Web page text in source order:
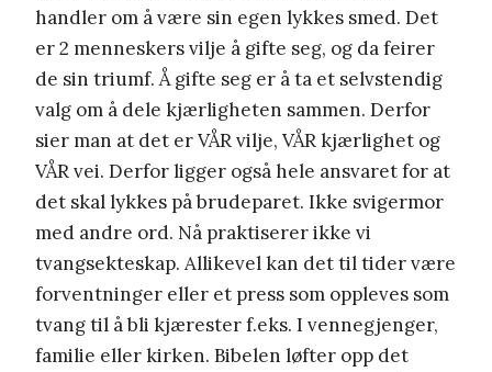
handler om å være sin egen lykkes smed. Det
er 2 menneskers vilje å gifte seg, og da feirer
de sin triumf. Å gifte seg er å ta et selvstendig
valg om å dele kjærligheten sammen. Derfor
sier man at det er VÅR vilje, VÅR kjærlighet og
VÅR vei. Derfor ligger også hele ansvaret for at
det skal lykkes på brudeparet. Ikke svigermor
med andre ord. Nå praktiserer ikke vi
tvangsekteskap. Allikevel kan det til tider være
forventninger eller et press som oppleves som
tvang til å bli kjærester f.eks. I vennegjenger,
familie eller kirken. Bibelen løfter opp det